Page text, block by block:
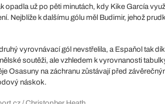
opadla už po pěti minutách, kdy Kike García
Nejblíže k dalšímu gólu měl Budimir, jehož
vyrovnávací gól nevstřelila, a Espaňol tak
soutěži, ale vzhledem k vyrovnanosti
Osasuny na záchranu zůstávají před
náskok.